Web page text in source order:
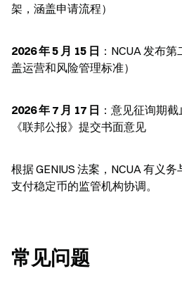
架，涵盖申请流程）
2026 年 5 月 15 日 ：NCUA 发布
盖运营和风险管理标准）
2026 年 7 月 17 日 ：意见征询期
《联邦公报》提交书面意见
根据 GENIUS 法案，NCUA 有义
支付稳定币的监管机构协调。
常见问题